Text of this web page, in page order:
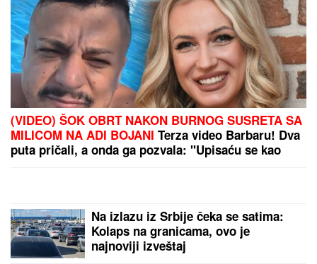
(VIDEO) ŠOK OBRT NAKON BURNOG SUSRETA SA
MILICOM NA ADI BOJANI Terza video Barbaru! Dva
puta pričali, a onda ga pozvala: "Upisaću se kao
Na izlazu iz Srbije čeka se satima:
Kolaps na granicama, ovo je
najnoviji izveštaj